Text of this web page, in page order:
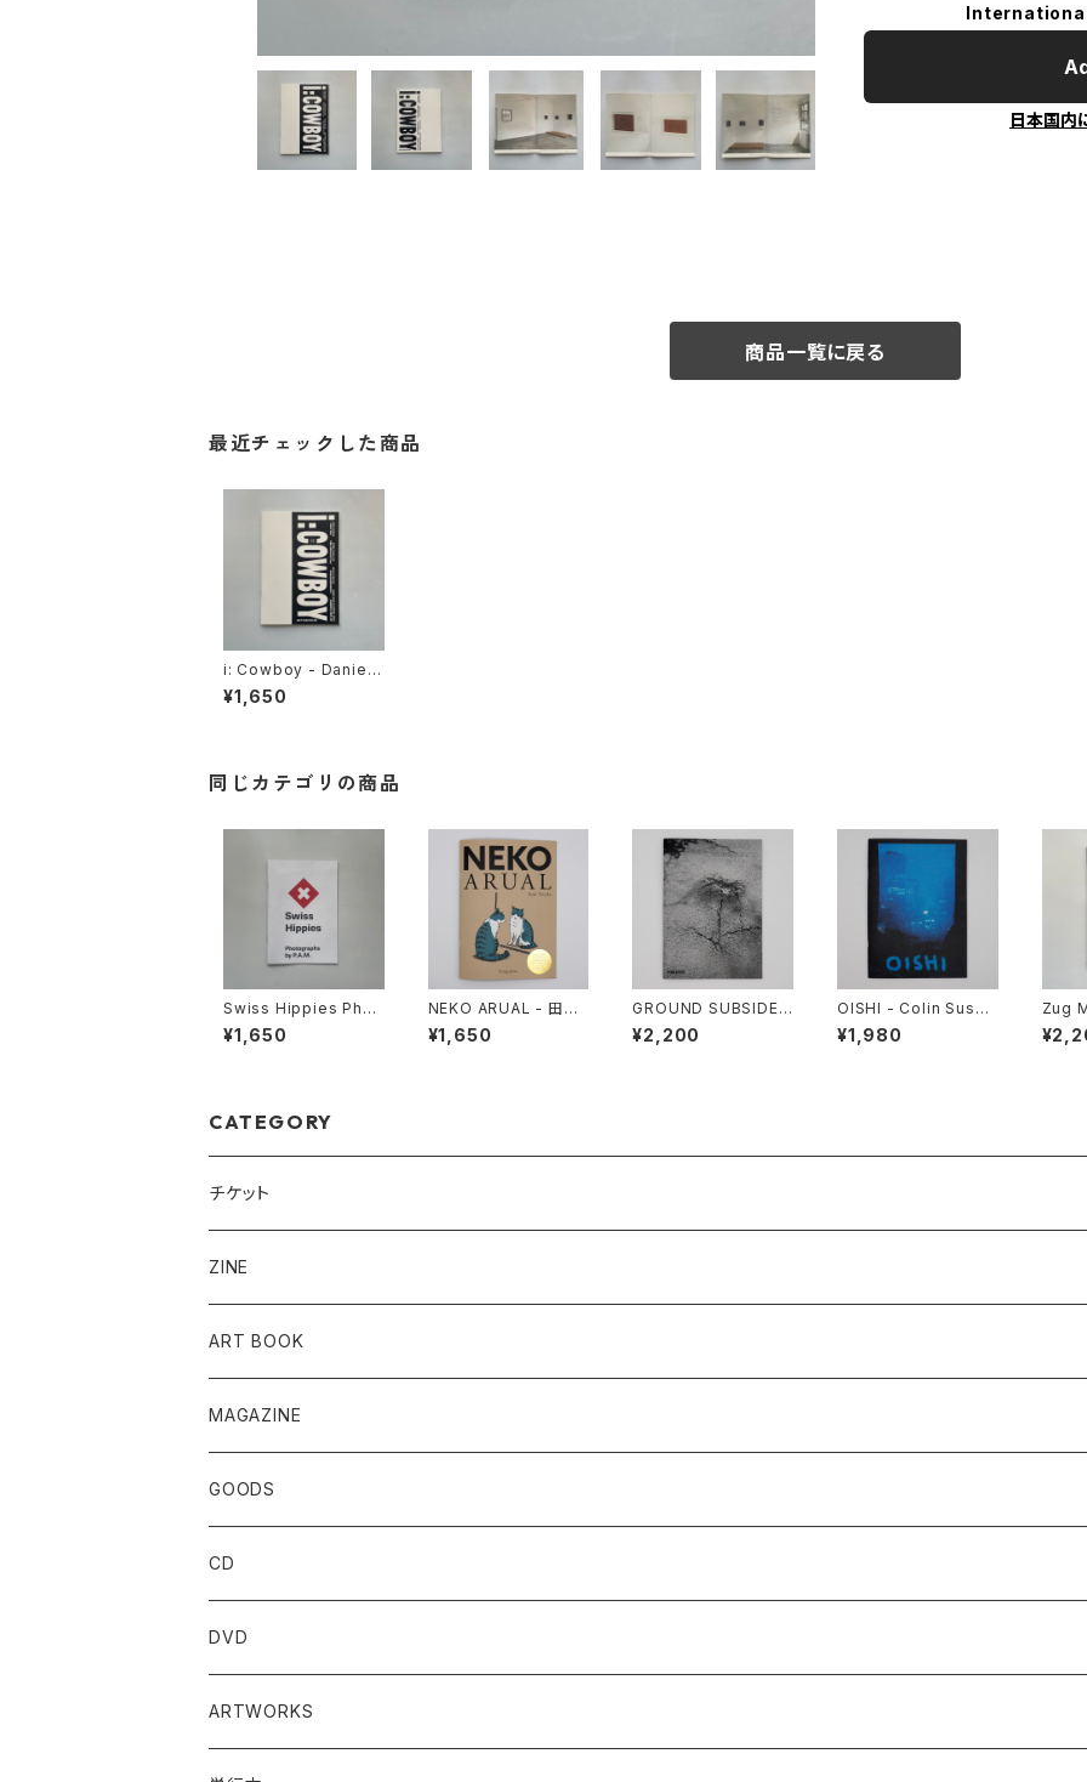
日本国内
商品一覧に戻る
最近チェックした商品
i: Cowboy - Daniel
Stubenvoll
¥1,650
同じカテゴリの商品
Swiss Hippies Phot
ographs by P.A.M.
¥1,650
NEKO ARUAL - 田中
草樹
¥1,650
GROUND SUBSIDEN
CE ROSE - YUKHINX
¥2,200
OISHI - Colin Sussi
ngham
¥1,980
Zug
Club #15 aka Ra
ndy
CATEGORY
チケット
ZINE
ART BOOK
MAGAZINE
GOODS
CD
DVD
ARTWORKS